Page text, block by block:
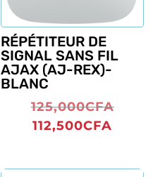
RÉPÉTITEUR DE
SIGNAL SANS FIL
AJAX (AJ-REX)-
BLANC
125,000CFALe
112,500CFA